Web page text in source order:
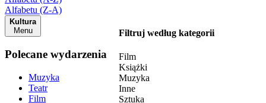
Alfabetu (Z-A)
Kultura
Menu
Polecane wydarzenia
Muzyka
Teatr
Film
Filtruj według kategorii
Film
Książki
Muzyka
Inne
Sztuka